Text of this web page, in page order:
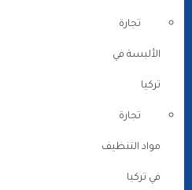
تجارة
الألبسة في
تركيا
تجارة
مواد التنظيف
في تركيا